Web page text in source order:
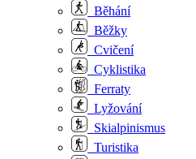
Běhání
Běžky
Cvičení
Cyklistika
Ferraty
Lyžování
Skialpinismus
Turistika